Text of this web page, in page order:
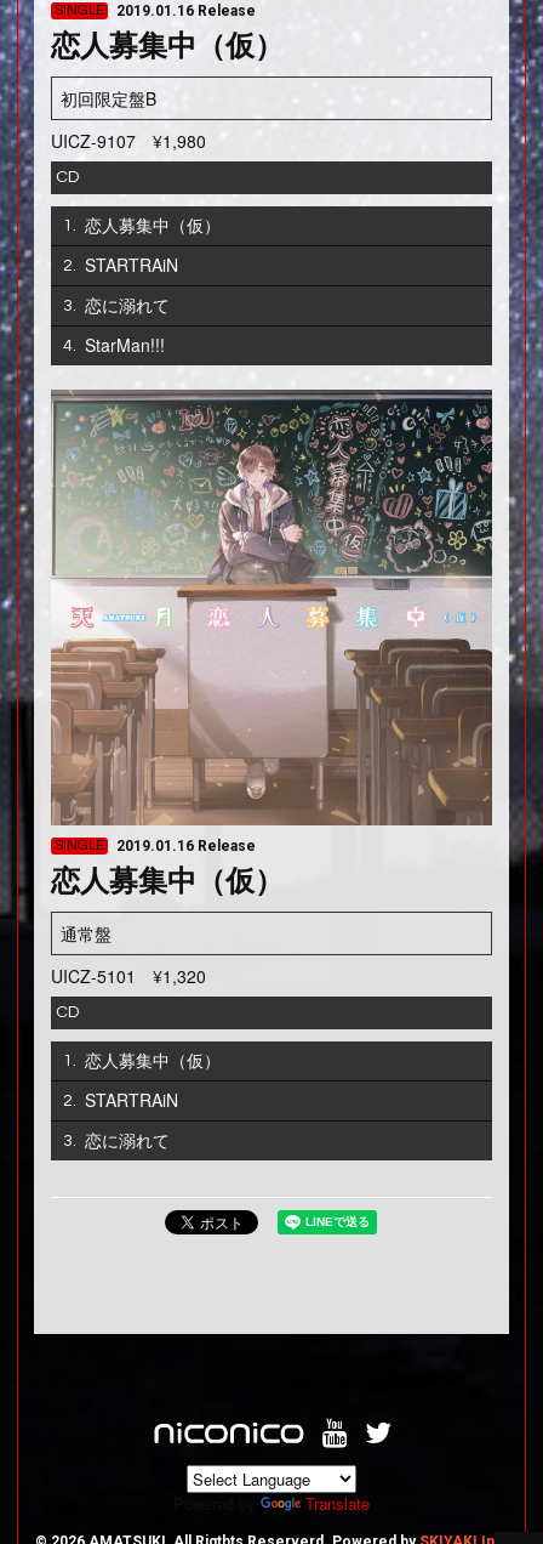
SINGLE 2019.01.16 Release
恋人募集中（仮）
初回限定盤B
UICZ-9107
¥1,980
CD
1. 恋人募集中（仮）
2. STARTRAiN
3. 恋に溺れて
4. StarMan!!!
SINGLE 2019.01.16 Release
恋人募集中（仮）
通常盤
UICZ-5101
¥1,320
CD
1. 恋人募集中（仮）
2. STARTRAiN
3. 恋に溺れて
Translate